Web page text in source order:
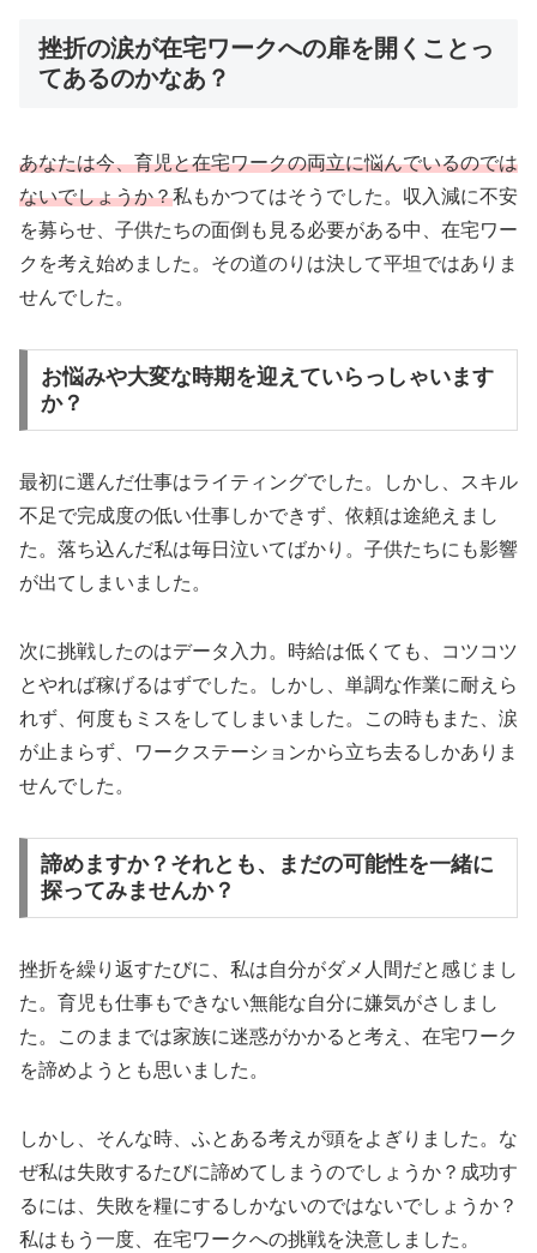
挫折の涙が在宅ワークへの扉を開くことっ
てあるのかなあ？
あなたは今、育児と在宅ワークの両立に悩んでいるのでは
ないでしょうか？私もかつてはそうでした。収入減に不安
を募らせ、子供たちの面倒も見る必要がある中、在宅ワー
クを考え始めました。その道のりは決して平坦ではありま
せんでした。
お悩みや大変な時期を迎えていらっしゃいます
か？
最初に選んだ仕事はライティングでした。しかし、スキル
不足で完成度の低い仕事しかできず、依頼は途絶えまし
た。落ち込んだ私は毎日泣いてばかり。子供たちにも影響
が出てしまいました。
次に挑戦したのはデータ入力。時給は低くても、コツコツ
とやれば稼げるはずでした。しかし、単調な作業に耐えら
れず、何度もミスをしてしまいました。この時もまた、涙
が止まらず、ワークステーションから立ち去るしかありま
せんでした。
諦めますか？それとも、まだの可能性を一緒に
探ってみませんか？
挫折を繰り返すたびに、私は自分がダメ人間だと感じまし
た。育児も仕事もできない無能な自分に嫌気がさしまし
た。このままでは家族に迷惑がかかると考え、在宅ワーク
を諦めようとも思いました。
しかし、そんな時、ふとある考えが頭をよぎりました。な
ぜ私は失敗するたびに諦めてしまうのでしょうか？成功す
るには、失敗を糧にするしかないのではないでしょうか？
私はもう一度、在宅ワークへの挑戦を決意しました。